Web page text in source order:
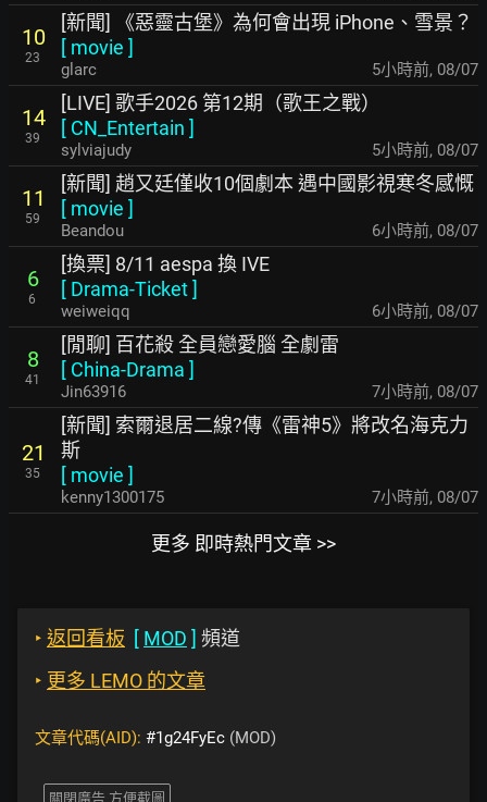
10
23
[新聞] 《惡靈古堡》為何會出現 iPhone、雪景？
[ movie ]
glarc 5小時前, 08/07
14
39
[LIVE] 歌手2026 第12期（歌王之戰）
[ CN_Entertain ]
sylviajudy 5小時前, 08/07
11
59
[新聞] 趙又廷僅收10個劇本 遇中國影視寒冬感慨
[ movie ]
Beandou 6小時前, 08/07
6
6
[換票] 8/11 aespa 換 IVE
[ Drama-Ticket]
weiweiqq 6小時前, 08/07
8
41
[閒聊] 百花殺 全員戀愛腦 全劇雷
[ China-Drama ]
Jin63916 7小時前, 08/07
21
35
[新聞] 索爾退居二線?傳《雷神5》將改名海克力
斯
[ movie ]
kenny1300175 7小時前, 08/07
更多 即時熱門文章 >>
‣ 返回看板 [ MOD ] 頻道
‣ 更多 LEMO 的文章
文章代碼(AID): #1g24FyEc (MOD)
關閉廣告 方便截圖